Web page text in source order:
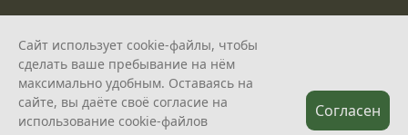
Сайт использует cookie-файлы, чтобы
сделать ваше пребывание на нём
максимально удобным. Оставаясь на
сайте, вы даёте своё согласие на
использование cookie-файлов
Согласен